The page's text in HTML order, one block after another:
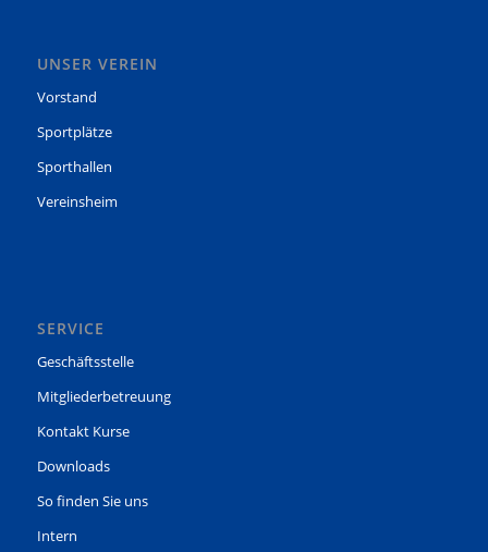
UNSER VEREIN
Vorstand
Sportplätze
Sporthallen
Vereinsheim
SERVICE
Geschäftsstelle
Mitgliederbetreuung
Kontakt Kurse
Downloads
So finden Sie uns
Intern